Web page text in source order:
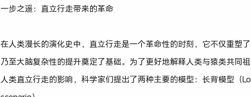
一步之遥：直立行走带来的革命
在人类漫长的演化史中，直立行走是一个革命性的时刻，它不仅重塑
乃至大脑复杂性的提升奠定了基础。为了更好地解释人类与猿类共同
人类直立行走的影响，科学家们提出了两种主要的模型：长背模型